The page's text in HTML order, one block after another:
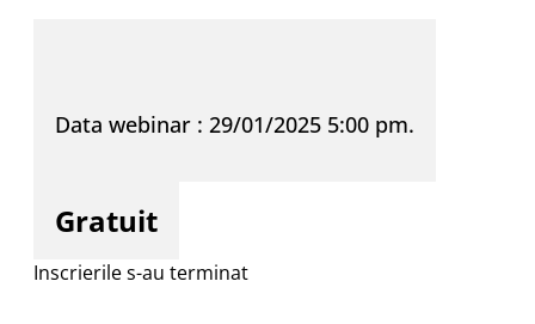
Data webinar : 29/01/2025 5:00 pm.
Gratuit
Inscrierile s-au terminat